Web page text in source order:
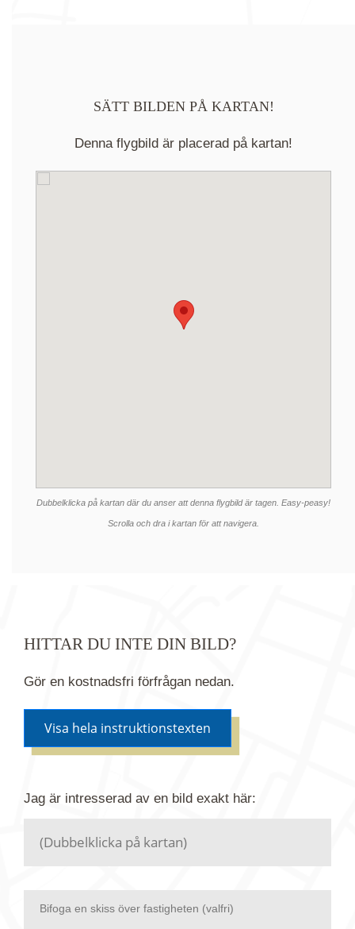
SÄTT BILDEN PÅ KARTAN!
Denna flygbild är placerad på kartan!
Dubbelklicka på kartan där du anser att denna flygbild är tagen. Easy-peasy!
Scrolla och dra i kartan för att navigera.
HITTAR DU INTE DIN BILD?
Gör en kostnadsfri förfrågan nedan.
Visa hela instruktionstexten
förfrågan. Vi har flera miljoner bilder i vårt arkiv
Jag är intresserad av en bild exakt här:
Bifoga en skiss över fastigheten (valfri)